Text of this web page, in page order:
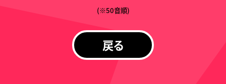
(※50音順)
戻る